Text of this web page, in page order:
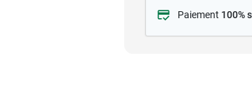
Paiement 100%